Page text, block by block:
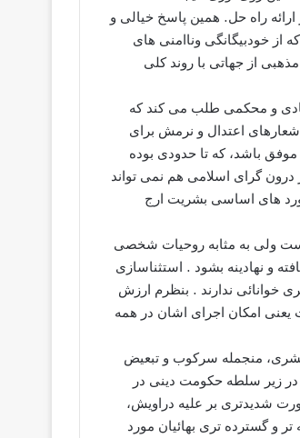
راه حل. همین پاسخ خیالی و
خودبیگانگی وناامنی های
از جهاتی با روند کلی
و محکمی طلب می کند که
شعارهای اعتدال و نرمش برای
باشد، که تا حدودی بوده
درون گرای اسلامی هم نمی تواند
آورد های اساسی بشریت ارج
ولی به مثابه روحیات شخصی
و نهادینه بشود . استثناسازی
خوانائی ندارند . بنظرم ارزش
امکان اجرای اشان در همه
منجمله سرکوب و تبعیض
زیر سلطه حکومت دینی در
شدیدتری بر علیه دراویش،
و گسترده تری بهائیان مورد